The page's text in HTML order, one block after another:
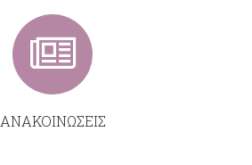
ΑΝΑΚΟΙΝΩΣΕΙΣ